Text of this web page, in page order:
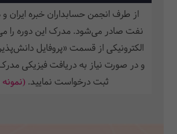
از طرف انجمن حسابداران خبره ایران
نفت صادر می‌شود. مدرک این دوره را
الکترونیکی از قسمت «پروفایل
و در صورت نیاز به دریافت فیزیکی
ثبت‌ درخواست نمایید.